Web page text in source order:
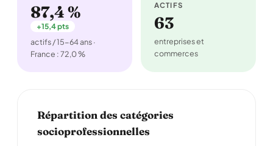
87,4 %
+15,4 pts
actifs / 15-64 ans ·
France : 72,0 %
ACTIFS
63
entreprises et
commerces
Répartition des catégories
socioprofessionnelles